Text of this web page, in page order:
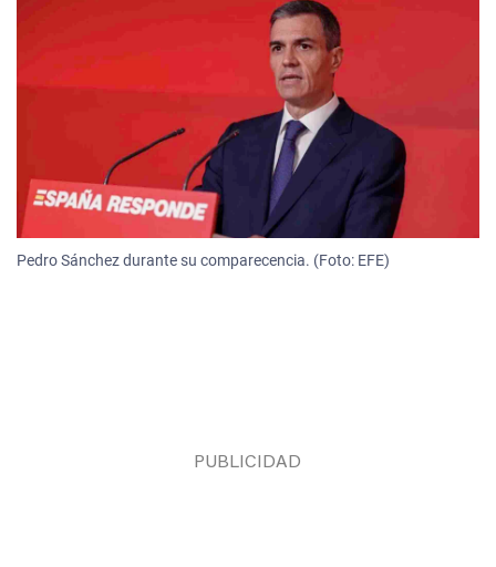
Pedro Sánchez durante su comparecencia. (Foto: EFE)